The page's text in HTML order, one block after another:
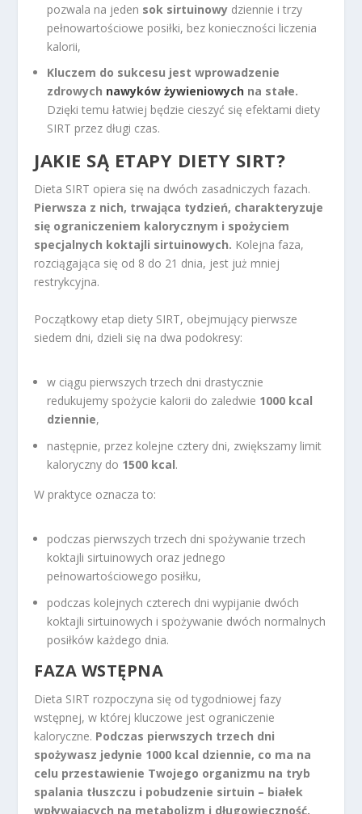
pozwala na jeden sok sirtuinowy dziennie i trzy
pełnowartościowe posiłki, bez konieczności liczenia
kalorii,
Kluczem do sukcesu jest wprowadzenie
zdrowych nawyków żywieniowych na stałe.
Dzięki temu łatwiej będzie cieszyć się efektami diety
SIRT przez długi czas.
JAKIE SĄ ETAPY DIETY SIRT?
Dieta SIRT opiera się na dwóch zasadniczych fazach.
Pierwsza z nich, trwająca tydzień, charakteryzuje
się ograniczeniem kalorycznym i spożyciem
specjalnych koktajli sirtuinowych. Kolejna faza,
rozciągająca się od 8 do 21 dnia, jest już mniej
restrykcyjna.
Początkowy etap diety SIRT, obejmujący pierwsze
siedem dni, dzieli się na dwa podokresy:
w ciągu pierwszych trzech dni drastycznie
redukujemy spożycie kalorii do zaledwie 1000 kcal
dziennie,
następnie, przez kolejne cztery dni, zwiększamy limit
kaloryczny do 1500 kcal.
W praktyce oznacza to:
podczas pierwszych trzech dni spożywanie trzech
koktajli sirtuinowych oraz jednego
pełnowartościowego posiłku,
podczas kolejnych czterech dni wypijanie dwóch
koktajli sirtuinowych i spożywanie dwóch normalnych
posiłków każdego dnia.
FAZA WSTĘPNA
Dieta SIRT rozpoczyna się od tygodniowej fazy
wstępnej, w której kluczowe jest ograniczenie
kaloryczne. Podczas pierwszych trzech dni
spożywasz jedynie 1000 kcal dziennie, co ma na
celu przestawienie Twojego organizmu na tryb
spalania tłuszczu i pobudzenie sirtuin – białek
wpływających na metabolizm i długowieczność.